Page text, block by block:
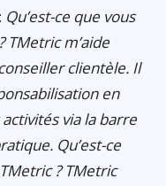
: Qu’est-ce que vous
TMetric m’aide
clientèle. Il
en
via la barre
Qu’est-ce
? TMetric